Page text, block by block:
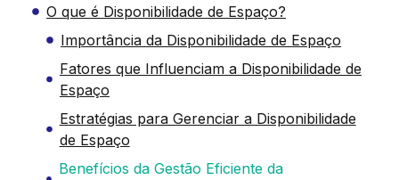
O que é Disponibilidade de Espaço?
Importância da Disponibilidade de Espaço
Fatores que Influenciam a Disponibilidade de
Espaço
Estratégias para Gerenciar a Disponibilidade
de Espaço
Benefícios da Gestão Eficiente da